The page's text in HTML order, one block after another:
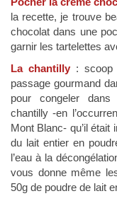
la recette, je trouve
chocolat dans une
garnir les tartelettes
La chantilly : scoop
passage gourmand
pour congeler
chantilly -en
Mont Blanc- qu’il était
du lait entier en
l’eau à la
vous donne même
50g de poudre de lait